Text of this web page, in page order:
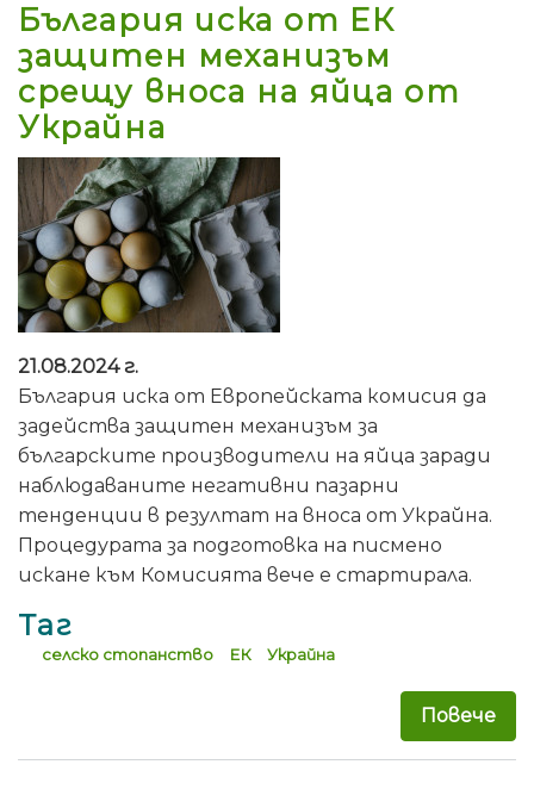
България иска от ЕК
защитен механизъм
срещу вноса на яйца от
Украйна
21.08.2024 г.
България иска от Европейската комисия да
задейства защитен механизъм за
българските производители на яйца заради
наблюдаваните негативни пазарни
тенденции в резултат на вноса от Украйна.
Процедурата за подготовка на писмено
искане към Комисията вече е стартирала.
Таг
селско стопанство ЕК Украйна
Повече